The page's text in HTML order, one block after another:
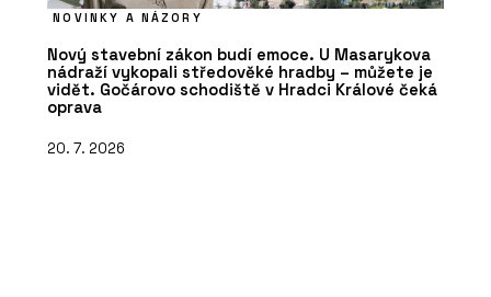
NOVINKY A NÁZORY
Nový stavební zákon budí emoce. U Masarykova
nádraží vykopali středověké hradby – můžete je
vidět. Gočárovo schodiště v Hradci Králové čeká
oprava
20. 7. 2026